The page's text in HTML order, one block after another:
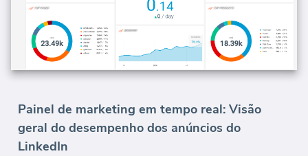
Painel de marketing em tempo real: Visão
geral do desempenho dos anúncios do
LinkedIn